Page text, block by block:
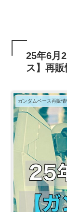
25年6月
ス】再販
ガンダムベース再販情